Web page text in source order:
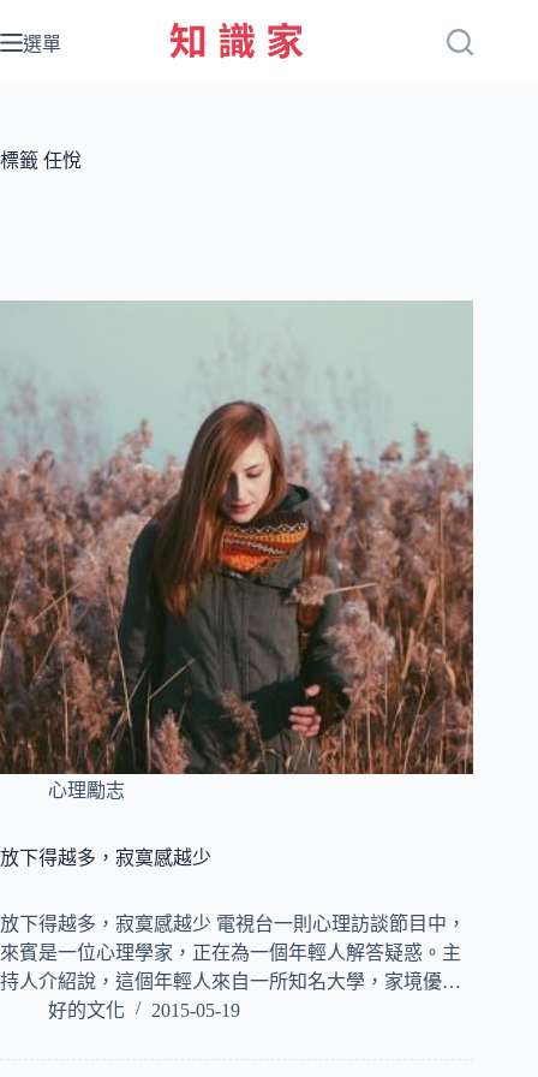
至
容
選單
標籤 任悅
心理勵志
放下得越多，寂寞感越少
放下得越多，寂寞感越少 電視台一則心理訪談節目中，
來賓是一位心理學家，正在為一個年輕人解答疑惑。主
持人介紹說，這個年輕人來自一所知名大學，家境優…
好的文化
2015-05-19